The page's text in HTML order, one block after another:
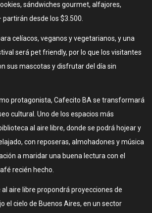
sándwiches gourmet, alfajores,
desde los $3.500.
celíacos, veganos y vegetarianos, y una
será pet friendly, por lo que los visitantes
sus mascotas y disfrutar del día sin
protagonista, Cafecito BA se transformará
cultural. Uno de los espacios más
al aire libre, donde se podrá hojear y
con reposeras, almohadones y música
a maridar una buena lectura con el
recién hecho.
al aire libre propondrá proyecciones de
el cielo de Buenos Aires, en un sector